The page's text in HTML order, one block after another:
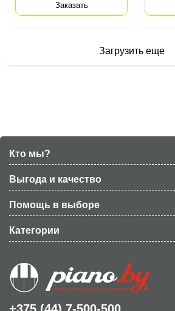
Заказать
Загрузить еще
Кто мы?
Выгода и качество
Помощь в выборе
Категории